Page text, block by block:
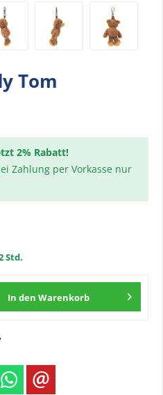
Tom
2% Rabatt!
Zahlung per Vorkasse nur
Std.
In den Warenkorb